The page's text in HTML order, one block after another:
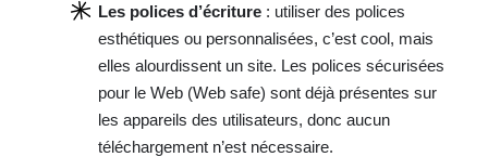
Les polices d’écriture : utiliser des polices
esthétiques ou personnalisées, c’est cool, mais
elles alourdissent un site. Les polices sécurisées
pour le Web (Web safe) sont déjà présentes sur
les appareils des utilisateurs, donc aucun
téléchargement n’est nécessaire.